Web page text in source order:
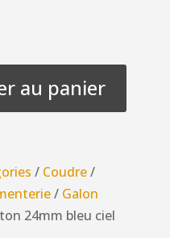
au panier
/ Coudre/
/ Galon
24mm bleu ciel